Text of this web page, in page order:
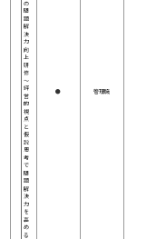
の
問
題
解
決
力
向
上
研
修
～
経
営
的
視
点
と
仮
説
思
考
で
問
題
解
決
力
を
高
め
る
● 管理職